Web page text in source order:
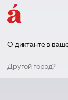
О диктанте в
Другой город?